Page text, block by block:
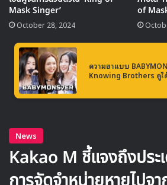
ได้เข้าชิงบัลลังก์กับ หน้ากาก ‘บาร์โค้ด’ ไ
หิมะ’ ด้วยคะแนนเสียง 18 ต่อ 3 จึงทำใ
‘เพนท์เฮาส์’ เป็นผู้ที่จะต้องเปิดเผยตัว
ตนของหน้ากาก ‘เพนท์เฮาส์’ ก็คือ
…
‘แทอิล’ สมาชิกวงบอยก
Mask Singer’
October 28, 2024
of
ความฮาแบบ
Knowing Brothers ดูไ